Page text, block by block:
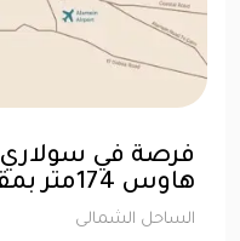
فرصة في سولاري
هاوس 174متر بمقدم 5%
الساحل الشمالى